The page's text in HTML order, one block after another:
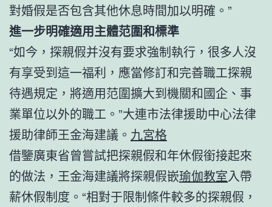
對婚假是否包含其他休息時間加以明確。”
進一步明確適用主體范圍和標準
“如今，探親假并沒有要求強制執行，很多人沒
有享受到這一福利，應當修訂和完善職工探親
待遇規定，將適用范圍擴大到機關和國企、事
業單位以外的職工。”大連市法律援助中心法律
援助律師王金海建議。 九宮格
借鑒廣東省曾嘗試把探親假和年休假銜接起來
的做法，王金海建議將探親假嵌瑜伽教室入帶
薪休假制度。“相對于限制條件較多的探親假，